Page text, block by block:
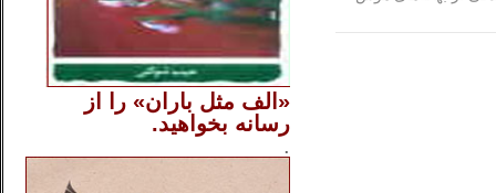
«الف مثل باران» را از
رسانه بخواهید.
.